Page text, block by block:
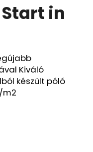
Start in
Kiváló
készült póló
m2